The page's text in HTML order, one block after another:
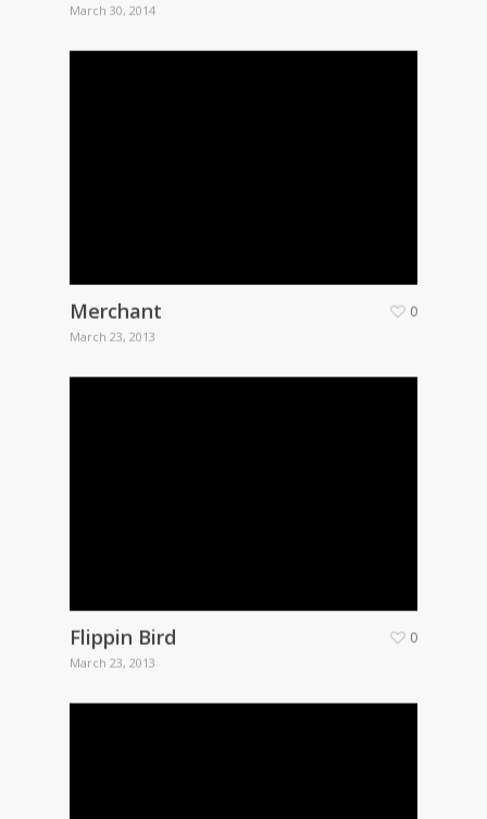
March 30, 2014
Merchant
March 23, 2013
0
Flippin Bird
March 23, 2013
0